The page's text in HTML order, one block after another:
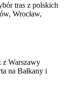
tras z polskich
Wrocław,
z Warszawy
na Bałkany i